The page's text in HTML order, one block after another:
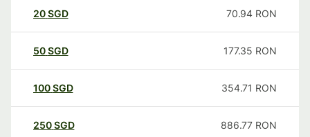
20SGD 70.94 RON
50SGD 177.35 RON
100SGD 354.71 RON
250SGD 886.77 RON